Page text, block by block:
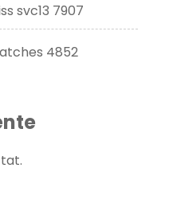
svc13 7907
4852